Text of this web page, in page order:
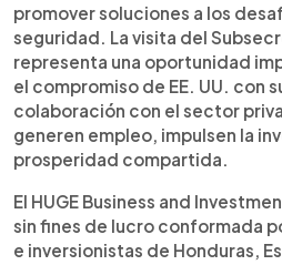
promover soluciones a los
seguridad. La visita del
representa una oportunidad
el compromiso de EE. UU. con
colaboración con el sector
generen empleo, impulsen la
prosperidad compartida.
El HUGE Business and
sin fines de lucro conformada
e inversionistas de Honduras,